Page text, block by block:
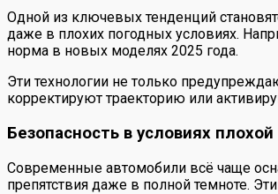
Одной из ключевых тенденций
даже в плохих погодных условиях.
норма в новых моделях 2025 года.
Эти технологии не только
корректируют траекторию или
Безопасность в условиях
Современные автомобили всё чаще
препятствия даже в полной темноте.